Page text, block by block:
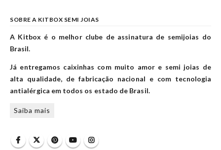
SOBRE A KITBOX SEMI JOIAS
A Kitbox é o melhor clube de assinatura de semijoias do
Brasil.
Já entregamos caixinhas com muito amor e semi joias de
alta qualidade, de fabricação nacional e com tecnologia
antialérgica em todos os estado de Brasil.
Saiba mais